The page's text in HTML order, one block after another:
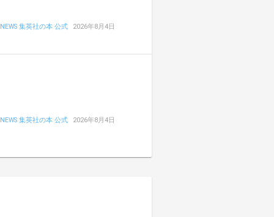
NEWS 集英社の本 公式 2026年8月4日
NEWS 集英社の本 公式 2026年8月4日